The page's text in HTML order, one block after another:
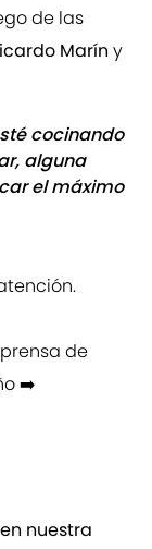
de las
Marín y
cocinando
alguna
el máximo
de
➡️
nuestra